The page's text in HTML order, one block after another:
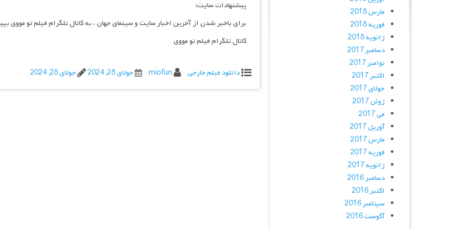
پیشنهادات سایت:
برای باخبر شدن از آخرین اخبار سایت و سینمای جهان ، به کانال تلگرام فیلم تو مووی
کانال تلگرام فیلم تو مووی
دانلود فیلم خارجی miofun جولای 28, 2024 جولای 28, 2024
مارس 2018
فوریه 2018
ژانویه 2018
دسامبر 2017
نوامبر 2017
اکتبر 2017
جولای 2017
ژوئن 2017
می 2017
آوریل 2017
مارس 2017
فوریه 2017
ژانویه 2017
دسامبر 2016
اکتبر 2016
سپتامبر 2016
آگوست 2016